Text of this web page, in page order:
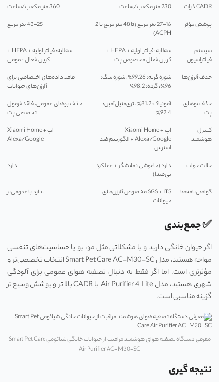
CADR ذرات 230 متر مکعب/ساعت
360 متر مکعب/ساعت
پوشش مؤثر
16–27 متر مربع (تا 48 متر مربع با 2
ACPH)
25–43 متر مربع
سیستم
فیلتراسیون
سه‌لایه: فیلتر اولیه + HEPA +
کربن فعال مخصوص پت
سه‌لایه: فیلتر اولیه + HEPA +
کربن فعال عمومی
حذف آلرژن‌ها
شوره گربه: 99.26٪، شوره سگ:
96٪، گرده: 98.2٪
فاقد داده‌های اختصاصی برای
آلرژن‌های حیوانات
حذف بوهای
پت
آمونیاک: 81.2٪، تری‌متیل‌آمین:
92.4٪
حذف بوهای عمومی، فاقد فرمول
تخصصی پت
کنترل
هوشمند
اپ Xiaomi Home +
Alexa/Google + الگوریتم ضد
استرس
اپ Xiaomi Home +
Alexa/Google
حالت خواب
دارد (خاموشی نمایشگر + عملکرد
بی‌صدا)
دارد
گواهی‌نامه‌ها
SGS + ITS مخصوص آلرژن‌های
حیوانات
ندارد یا عمومی‌تر
✅ جمع‌بندی
اگر حیوان خانگی دارید و با مشکلاتی مثل مو، بو یا حساسیت‌های تنفسی
مواجه هستید، مدل Smart Pet Care AC-M30-SC انتخاب تخصصی‌تر و
مؤثرتری است. اما اگر فقط به دنبال تصفیه هوای عمومی برای آلودگی
شهری هستید، مدل Air Purifier 4 Lite با CADR بالاتر و پوشش وسیع‌تر
گزینه مناسبی است.
معرفی دستگاه تصفیه هوای هوشمند مراقبت از حیوانات خانگی شیائومی Smart Pet Care
Air Purifier AC-M30-SC
نتیجه گیری